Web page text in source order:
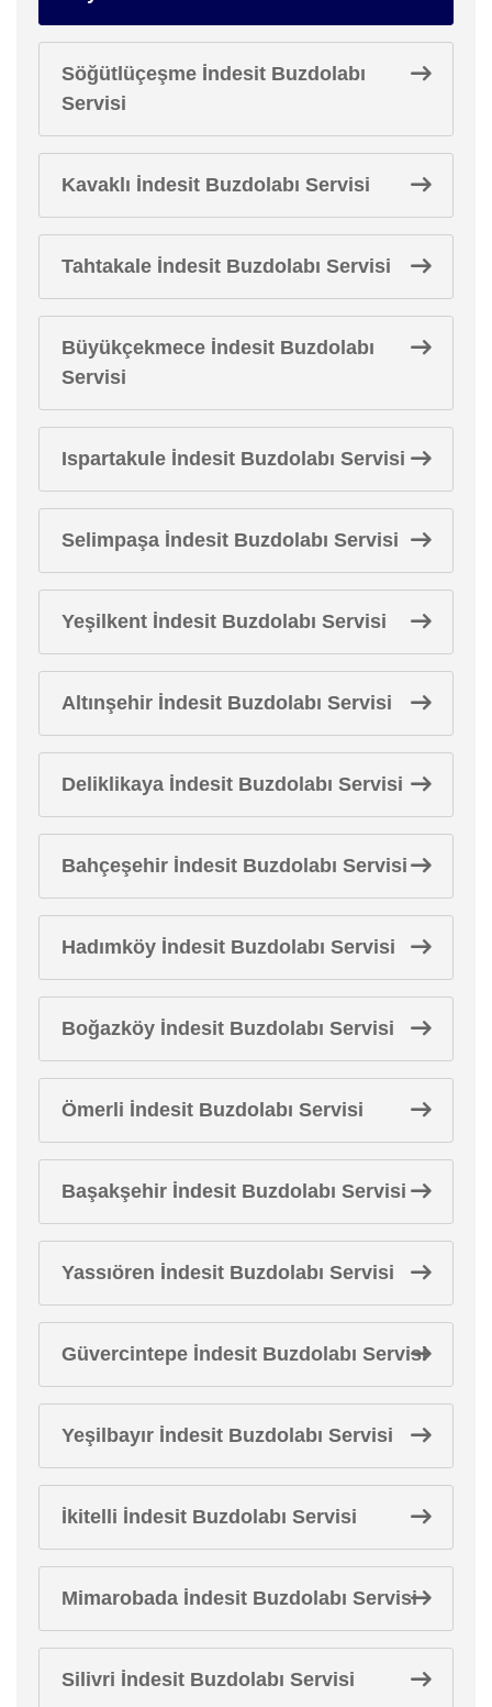
Söğütlüçeşme İndesit Buzdolabı
Servisi
Kavaklı İndesit Buzdolabı Servisi
Tahtakale İndesit Buzdolabı Servisi
Büyükçekmece İndesit Buzdolabı
Servisi
Ispartakule İndesit Buzdolabı Servisi
Selimpaşa İndesit Buzdolabı Servisi
Yeşilkent İndesit Buzdolabı Servisi
Altınşehir İndesit Buzdolabı Servisi
Deliklikaya İndesit Buzdolabı Servisi
Bahçeşehir İndesit Buzdolabı Servisi
Hadımköy İndesit Buzdolabı Servisi
Boğazköy İndesit Buzdolabı Servisi
Ömerli İndesit Buzdolabı Servisi
Başakşehir İndesit Buzdolabı Servisi
Yassıören İndesit Buzdolabı Servisi
Güvercintepe İndesit Buzdolabı Servisi
Yeşilbayır İndesit Buzdolabı Servisi
İkitelli İndesit Buzdolabı Servisi
Mimarobada İndesit Buzdolabı Servisi
Silivri İndesit Buzdolabı Servisi